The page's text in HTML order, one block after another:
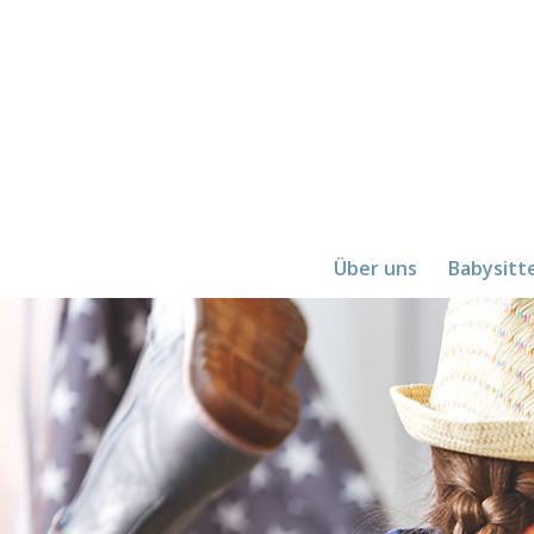
Über uns